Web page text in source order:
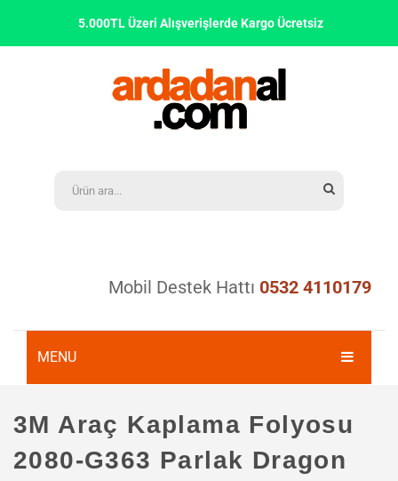
5.000TL Üzeri Alışverişlerde Kargo Ücretsiz
Mobil Destek Hattı 0532 4110179
MENU
KURUMSAL
3M Araç Kaplama Folyosu
2080-G363 Parlak Dragon